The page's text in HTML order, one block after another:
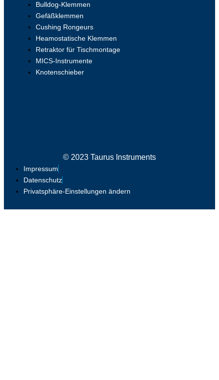
Bulldog-Klemmen
Gefäßklemmen
Cushing Rongeurs
Heamostatische Klemmen
Retraktor für Tischmontage
MICS-Instrumente
Knotenschieber
© 2023 Taurus Instruments
Impressum
Datenschutz
Privatsphäre-Einstellungen ändern